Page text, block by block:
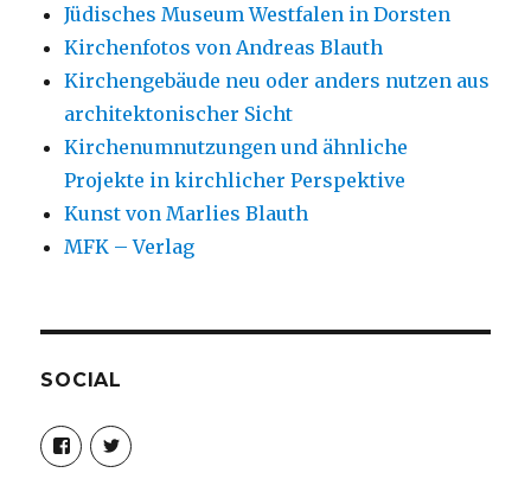
Jüdisches Museum Westfalen in Dorsten
Kirchenfotos von Andreas Blauth
Kirchengebäude neu oder anders nutzen aus
architektonischer Sicht
Kirchenumnutzungen und ähnliche
Projekte in kirchlicher Perspektive
Kunst von Marlies Blauth
MFK – Verlag
SOCIAL
Profil
von
christoph.fleischer1
Profil
von